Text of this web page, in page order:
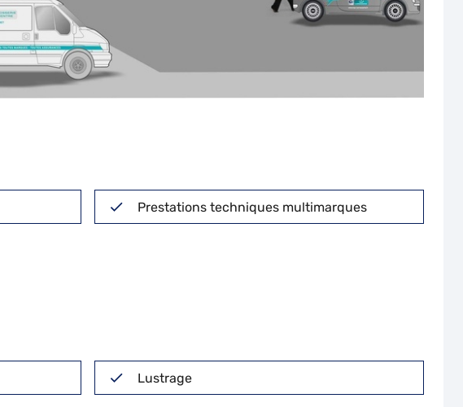
Prestations techniques multimarques
Lustrage